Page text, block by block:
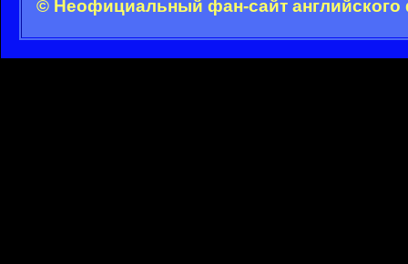
© Неофициальный фан-сайт английского